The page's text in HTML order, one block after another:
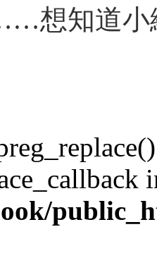
想知道小